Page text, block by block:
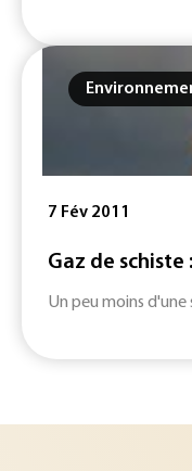
7 Fév 2011
Gaz de
Un peu moins